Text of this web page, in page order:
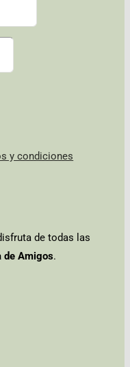
y condiciones
de todas las
de Amigos.